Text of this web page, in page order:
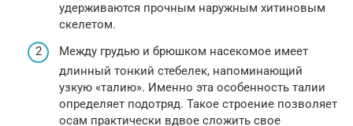
удерживаются прочным наружным хитиновым
скелетом.
Между грудью и брюшком насекомое имеет
длинный тонкий стебелек, напоминающий
узкую «талию». Именно эта особенность талии
определяет подотряд. Такое строение позволяет
осам практически вдвое сложить свое